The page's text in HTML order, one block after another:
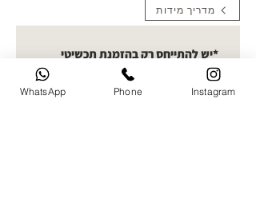
מדריך מידות
*יש להתייחס רק בהזמנת תכשיטי
תמונה העלאת תמונות- קולקציית
חריטות תמונה בחרו תמונה ברורה
להעלאה. ניתן לעלות עד 5 תמונותWhatsApp Phone Instagram